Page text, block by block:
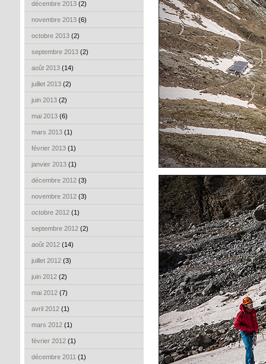
décembre 2013 (2)
novembre 2013 (6)
octobre 2013 (2)
septembre 2013 (2)
août 2013 (14)
juillet 2013 (2)
juin 2013 (2)
mai 2013 (6)
mars 2013 (1)
février 2013 (1)
janvier 2013 (1)
décembre 2012 (3)
novembre 2012 (3)
octobre 2012 (1)
septembre 2012 (2)
août 2012 (14)
juillet 2012 (3)
juin 2012 (2)
mai 2012 (7)
avril 2012 (1)
mars 2012 (1)
février 2012 (1)
décembre 2011 (1)